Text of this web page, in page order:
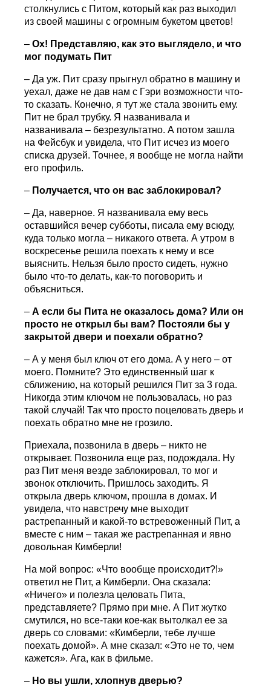
столкнулись с Питом, который как раз выходил
из своей машины с огромным букетом цветов!
–Ох! Представляю, как это выглядело, и что
мог подумать Пит
– Да уж. Пит сразу прыгнул обратно в машину и
уехал, даже не дав нам с Гэри возможности что-
то сказать. Конечно, я тут же стала звонить ему.
Пит не брал трубку. Я названивала и
названивала – безрезультатно. А потом зашла
на Фейсбук и увидела, что Пит исчез из моего
списка друзей. Точнее, я вообще не могла найти
его профиль.
– Получается, что он вас заблокировал?
– Да, наверное. Я названивала ему весь
оставшийся вечер субботы, писала ему всюду,
куда только могла – никакого ответа. А утром в
воскресенье решила поехать к нему и все
выяснить. Нельзя было просто сидеть, нужно
было что-то делать, как-то поговорить и
объясниться.
–А если бы Пита не оказалось дома? Или он
просто не открыл бы вам? Постояли бы у
закрытой двери и поехали обратно?
– А у меня был ключ от его дома. А у него – от
моего. Помните? Это единственный шаг к
сближению, на который решился Пит за 3 года.
Никогда этим ключом не пользовалась, но раз
такой случай! Так что просто поцеловать дверь и
поехать обратно мне не грозило.
Приехала, позвонила в дверь – никто не
открывает. Позвонила еще раз, подождала. Ну
раз Пит меня везде заблокировал, то мог и
звонок отключить. Пришлось заходить. Я
открыла дверь ключом, прошла в домах. И
увидела, что навстречу мне выходит
растрепанный и какой-то встревоженный Пит, а
вместе с ним – такая же растрепанная и явно
довольная Кимберли!
На мой вопрос: «Что вообще происходит?!»
ответил не Пит, а Кимберли. Она сказала:
«Ничего» и полезла целовать Пита,
представляете? Прямо при мне. А Пит жутко
смутился, но все-таки кое-как вытолкал ее за
дверь со словами: «Кимберли, тебе лучше
поехать домой». А мне сказал: «Это не то, чем
кажется». Ага, как в фильме.
– Но вы ушли, хлопнув дверью?